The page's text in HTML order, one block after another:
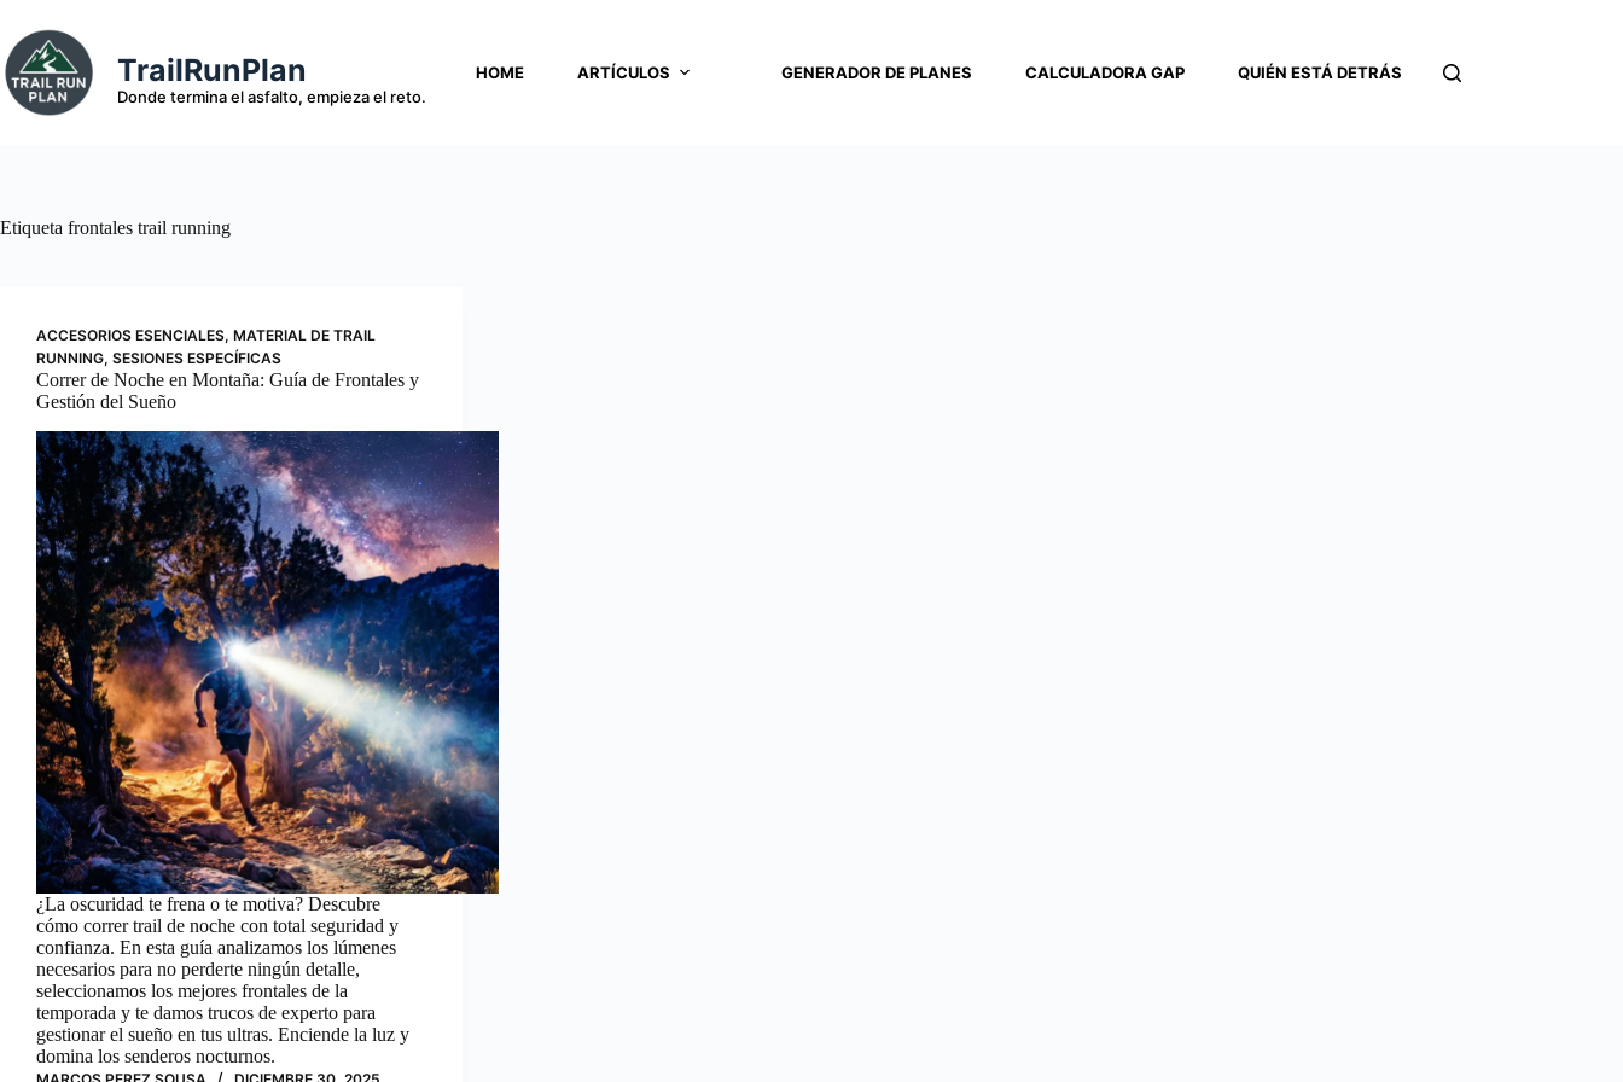
contenido
TrailRunPlan
Donde termina el asfalto, empieza el reto.
HOME ARTÍCULOS GENERADOR DE PLANES CALCULADORA GAP QUIÉN ESTÁ DETRÁS CONTACTO
Etiqueta frontales trail running
ACCESORIOS ESENCIALES, MATERIAL DE TRAIL
RUNNING, SESIONES ESPECÍFICAS
Correr de Noche en Montaña: Guía de Frontales y
Gestión del Sueño
¿La oscuridad te frena o te motiva? Descubre
cómo correr trail de noche con total seguridad y
confianza. En esta guía analizamos los lúmenes
necesarios para no perderte ningún detalle,
seleccionamos los mejores frontales de la
temporada y te damos trucos de experto para
gestionar el sueño en tus ultras. Enciende la luz y
domina los senderos nocturnos.